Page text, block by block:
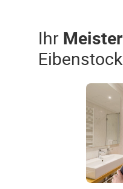
Ihr Meister
Eibenstock